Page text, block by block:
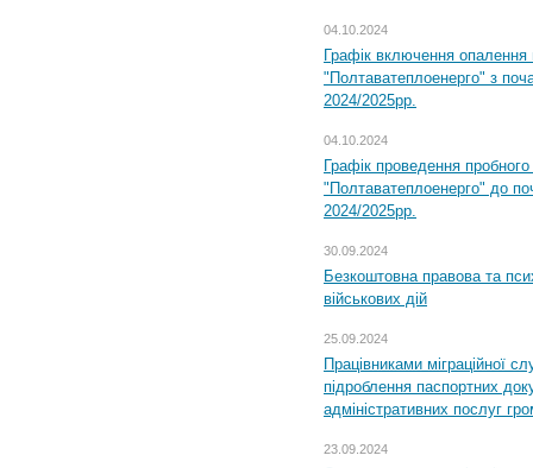
04.10.2024
Графік включення
"Полтаватеплоенерго" з
2024/2025рр.
04.10.2024
Графік проведення
"Полтаватеплоенерго" до
2024/2025рр.
30.09.2024
Безкоштовна правова та
військових дій
25.09.2024
Працівниками міграційної
підроблення паспортних
адміністративних послуг
23.09.2024